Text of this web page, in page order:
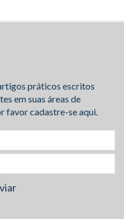
práticos escritos
em suas áreas de
favor cadastre-se aqui.